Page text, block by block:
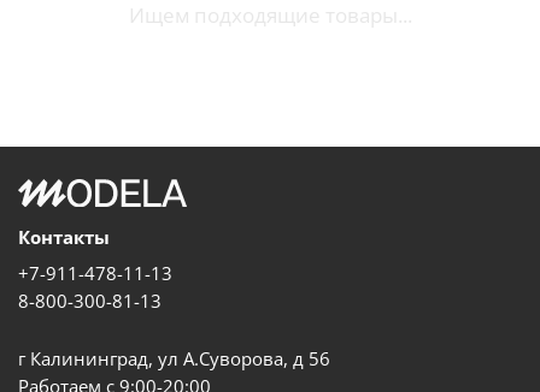
Ищем подходящие товары...
Контакты
+7-911-478-11-13
8-800-300-81-13
г Калининград, ул А.Суворова, д 56
Работаем с 9:00-20:00